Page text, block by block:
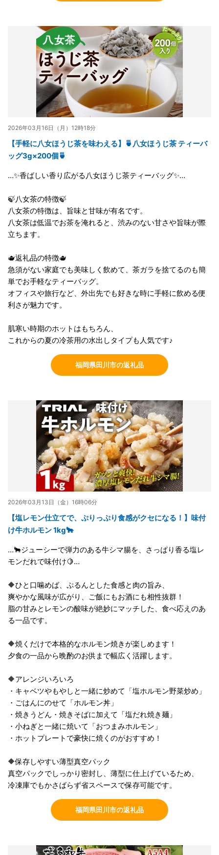
2026年03月16日（月）12時18分
【手軽に八女ほうじ茶を味わえる】🍵八女ほうじ茶 ティーバ
ッグ3g×200個🍵
…✨香ばしい香り広がる八女ほうじ茶ティーバッグ✨…
🍃八女茶の特徴🍃
八女茶の特徴は、旨味と甘味が有名です。
八女茶は低温でお茶を淹れると、渋みのない甘さや旨味が際
立ちます。
🫖返礼品の特徴🫖
急須がない家庭でも美味しく飲めて、茶ガラを捨てるのも簡
単でお手軽なティーバッグ。
オフィスや旅行など、外出先でも好きな時に手軽に飲める便
利さが魅力です。
肌寒い時期のホットはもちろん、
これからの夏の冷茶用の水出しタイプも人気です♪
福岡県田川市の返礼品
2026年03月13日（金）16時06分
【塩レモン仕立てで、ぷりっぷり食感がクセになる！】味付
け牛ホルモン 1kg🐂
…🐂ジューシーで弾力のある牛シマ腸を、さっぱり香る塩レ
モンだれで味付け🍋…
🔶ひと口噛めば、ぷるんとした食感と肉の旨み、
爽やかな風味が広がり、ご飯にもお酒にも相性抜群！
脂の甘みとレモンの酸味が絶妙にマッチした、食べ応えのあ
る一品です。
🔶焼くだけで本格的なホルモン焼きが楽しめます！
夕食の一品から晩酌のお供まで幅広く活躍します。
🔶アレンジいろいろ
・キャベツやもやしと一緒に炒めて「塩ホルモン野菜炒め」
・ごはんにのせて「ホルモン丼」
・焼きうどん・焼きそばに加えて「塩だれ焼き麺」
・小ねぎと一緒に焼いて「おつまみホルモン」
・ホットプレートで豪快に焼くのがおすすめ！
🔶保存しやすい薄型真空パック
真空パックでしっかり密封し、薄型に仕上げているため、
冷凍庫でもかさばらず省スペースで保存可能です。
福岡県田川市の返礼品